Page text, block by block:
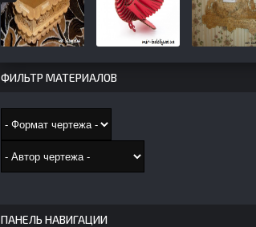
ФИЛЬТР МАТЕРИАЛОВ
ПАНЕЛЬ НАВИГАЦИИ